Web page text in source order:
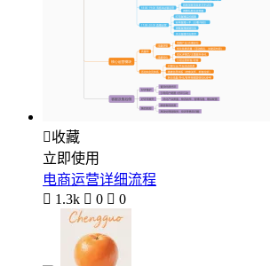
收藏
立即使用
电商运营详细流程
 1.3k  0  0